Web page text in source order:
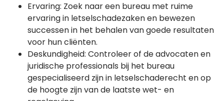
Ervaring: Zoek naar een bureau met ruime
ervaring in letselschadezaken en bewezen
successen in het behalen van goede resultaten
voor hun cliënten.
Deskundigheid: Controleer of de advocaten en
juridische professionals bij het bureau
gespecialiseerd zijn in letselschaderecht en op
de hoogte zijn van de laatste wet- en